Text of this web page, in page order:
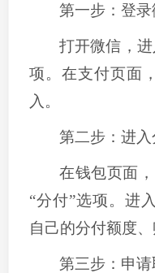
第一步：登
打开微信，进
项。在支付页面
入。
第二步：进
在钱包页面
“分付”选项。进
自己的分付额度、
第三步：申请